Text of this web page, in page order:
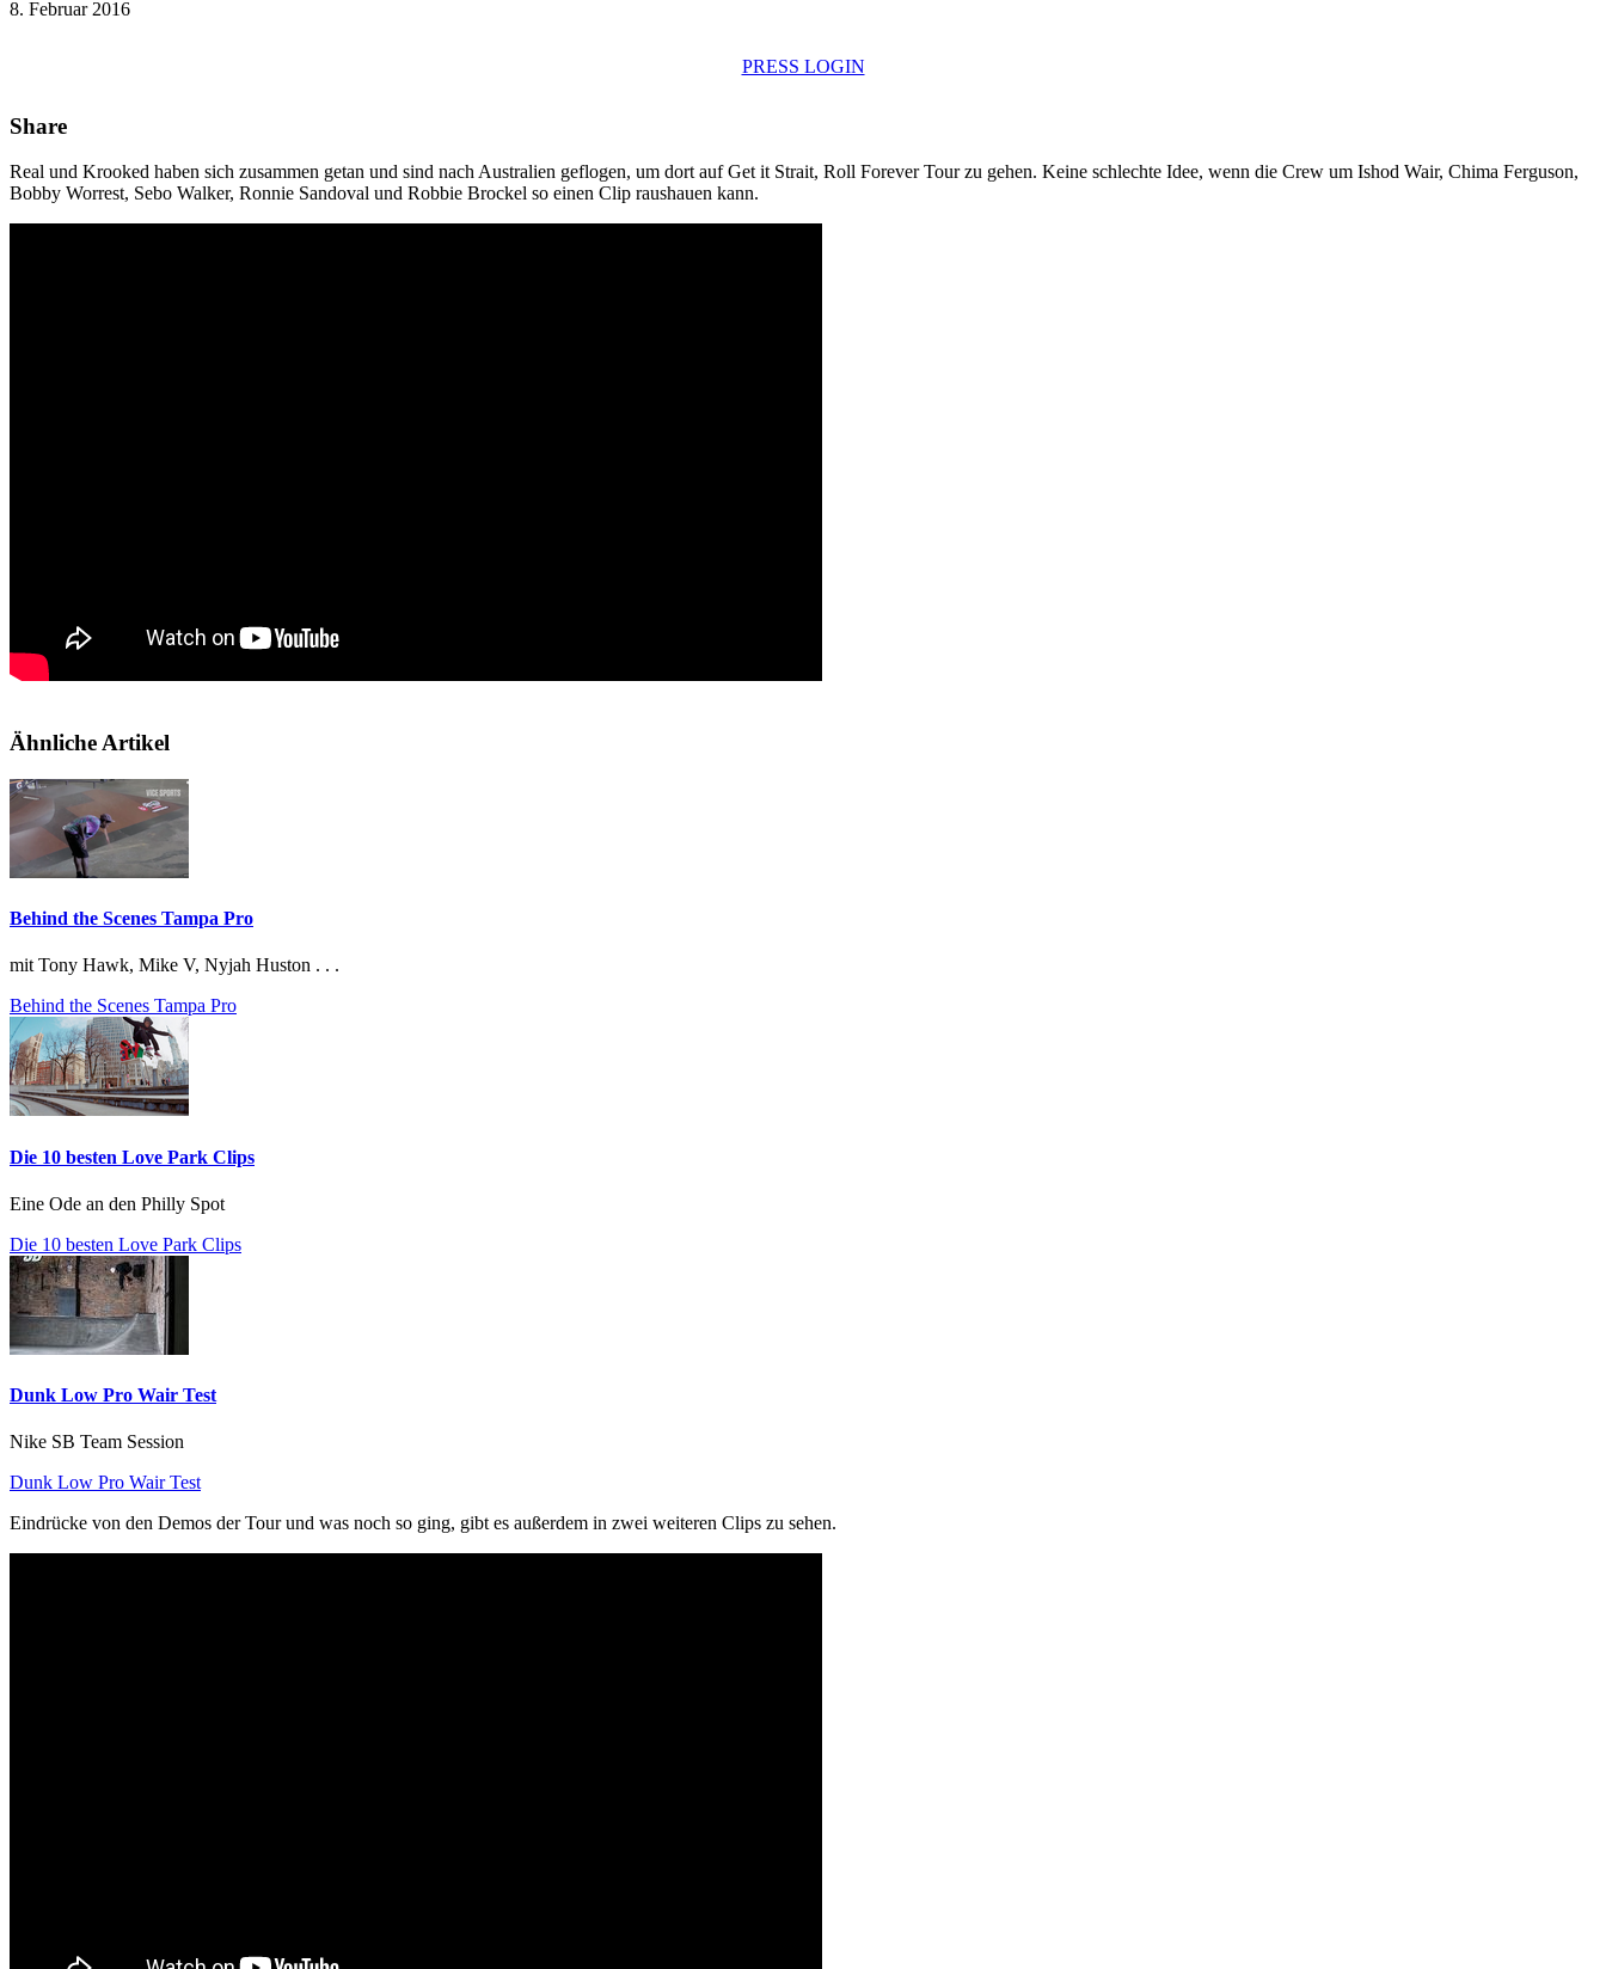
8. Februar 2016
PRESS LOGIN
Share
Real und Krooked haben sich zusammen getan und sind nach Australien geflogen, um dort auf Get it Strait, Roll Forever Tour zu gehen. Keine schlechte Idee, wenn die Crew um Ishod Wair, Chima Ferguson,
Bobby Worrest, Sebo Walker, Ronnie Sandoval und Robbie Brockel so einen Clip raushauen kann.
Ähnliche Artikel
Behind the Scenes Tampa Pro
mit Tony Hawk, Mike V, Nyjah Huston . . .
Behind the Scenes Tampa Pro
Die 10 besten Love Park Clips
Eine Ode an den Philly Spot
Die 10 besten Love Park Clips
Dunk Low Pro Wair Test
Nike SB Team Session
Dunk Low Pro Wair Test
Eindrücke von den Demos der Tour und was noch so ging, gibt es außerdem in zwei weiteren Clips zu sehen.